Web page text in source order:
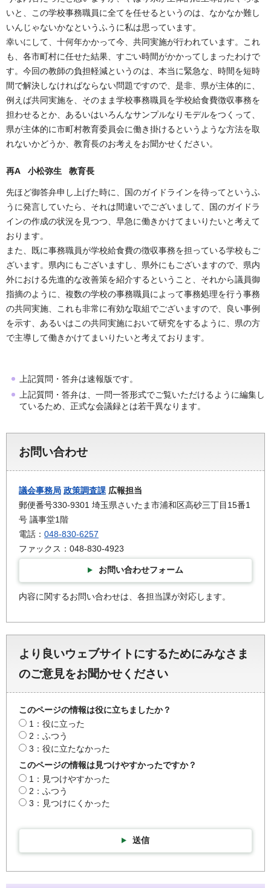
いと、この学校事務職員に全てを任せるというのは、なかなか難し
いんじゃないかなというふうに私は思っています。
幸いにして、十何年かかって今、共同実施が行われています。これ
も、各市町村に任せた結果、すごい時間がかかってしまったわけで
す。今回の教師の負担軽減というのは、本当に緊急な、時間を短時
間で解決しなければならない問題ですので、是非、県が主体的に、
例えば共同実施を、そのまま学校事務職員を学校給食費徴収事務を
担わせるとか、あるいはいろんなサンプルなりモデルをつくって、
県が主体的に市町村教育委員会に働き掛けるというような方法を取
れないかどうか、教育長のお考えをお聞かせください。
再A 小松弥生 教育長
先ほど御答弁申し上げた時に、国のガイドラインを待ってというふ
うに発言していたら、それは間違いでございまして、国のガイドラ
インの作成の状況を見つつ、早急に働きかけてまいりたいと考えて
おります。
また、既に事務職員が学校給食費の徴収事務を担っている学校もご
ざいます。県内にもございますし、県外にもございますので、県内
外における先進的な改善策を紹介するということ、それから議員御
指摘のように、複数の学校の事務職員によって事務処理を行う事務
の共同実施、これも非常に有効な取組でございますので、良い事例
を示す、あるいはこの共同実施において研究をするように、県の方
で主導して働きかけてまいりたいと考えております。
上記質問・答弁は速報版です。
上記質問・答弁は、一問一答形式でご覧いただけるように編集し
ているため、正式な会議録とは若干異なります。
お問い合わせ
議会事務局 政策調査課 広報担当
郵便番号330-9301 埼玉県さいたま市浦和区高砂三丁目15番1
号 議事堂1階
電話： 048-830-6257
ファックス：048-830-4923
お問い合わせフォーム
内容に関するお問い合わせは、各担当課が対応します。
より良いウェブサイトにするためにみなさま
のご意見をお聞かせください
このページの情報は役に立ちましたか？
1：役に立った
2：ふつう
3：役に立たなかった
このページの情報は見つけやすかったですか？
1：見つけやすかった
2：ふつう
3：見つけにくかった
送信